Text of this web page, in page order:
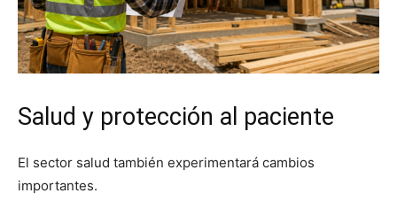
Salud y protección al paciente
El sector salud también experimentará cambios
importantes.